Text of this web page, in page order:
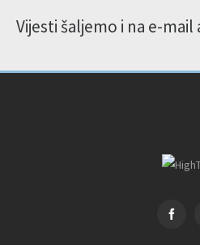
Vijesti šaljemo i na e-mail